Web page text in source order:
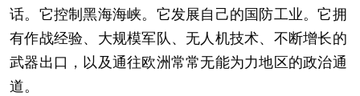
话。它控制黑海海峡。它发展自己的国防工业。它拥
有作战经验、大规模军队、无人机技术、不断增长的
武器出口，以及通往欧洲常常无能为力地区的政治通
道。